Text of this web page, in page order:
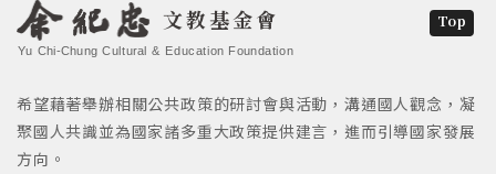
文教基金會
Yu Chi-Chung Cultural & Education Foundation
希望藉著舉辦相關公共政策的研討會與活動，溝通國人觀念，凝
聚國人共識並為國家諸多重大政策提供建言，進而引導國家發展
方向。
Top